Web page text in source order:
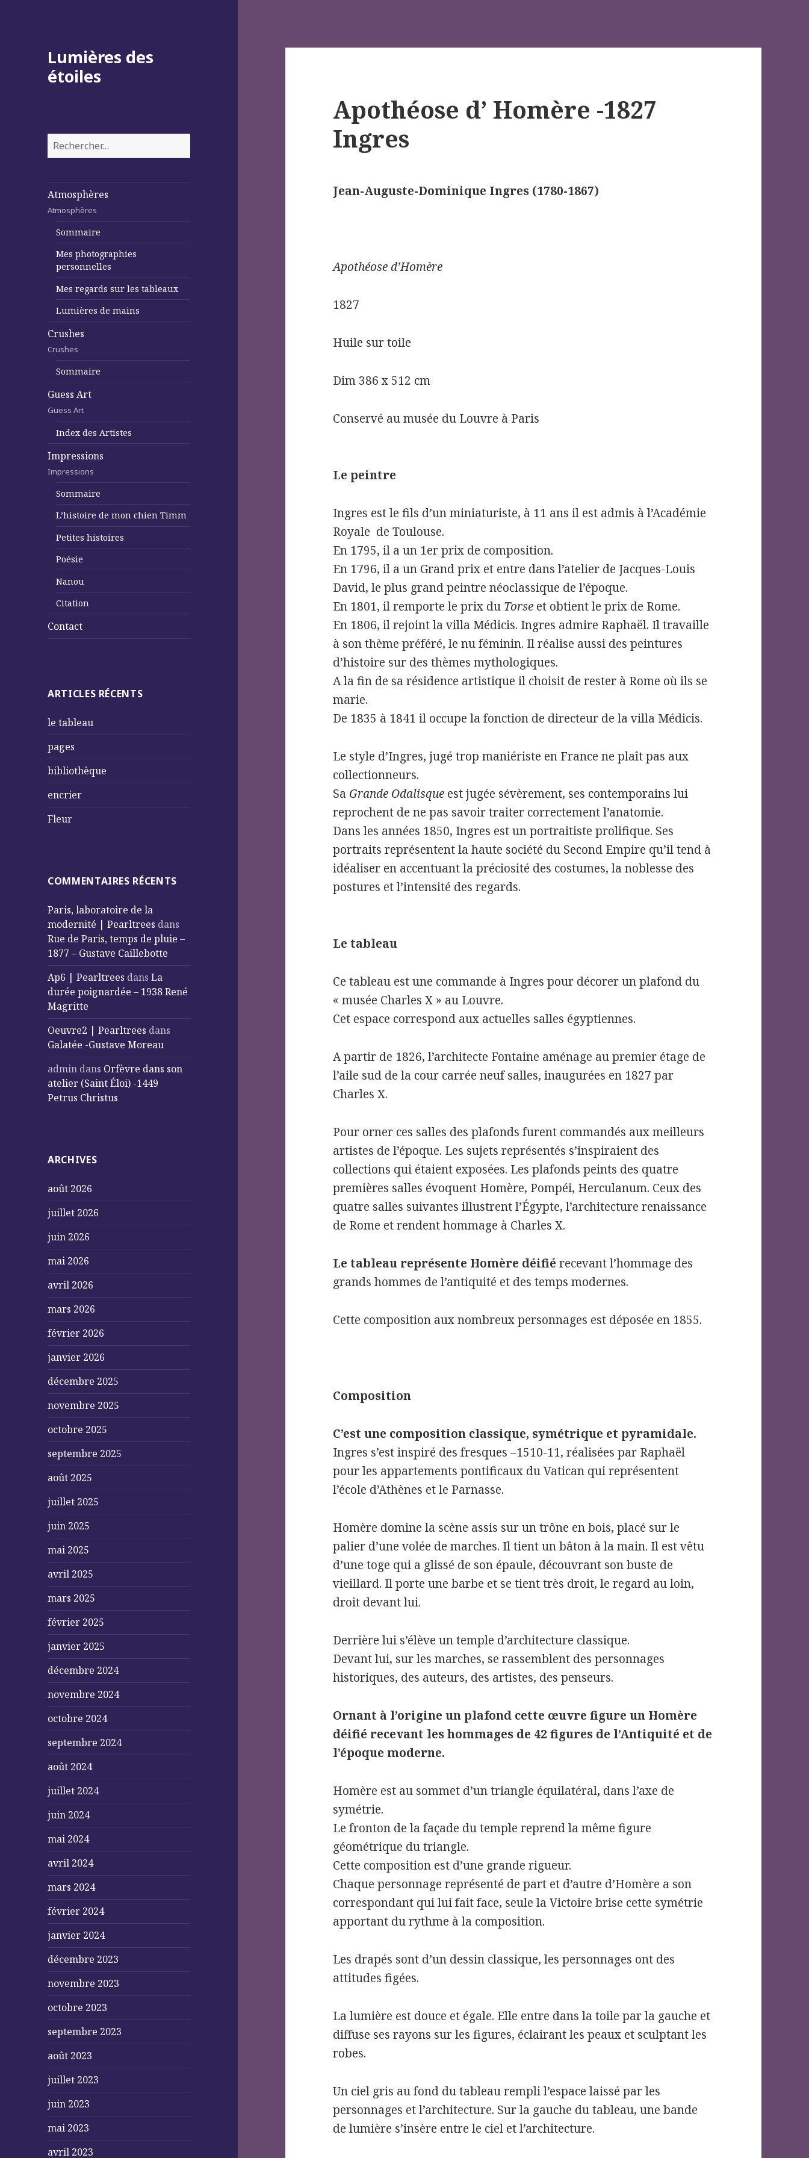
Lumières des
étoiles
Rechercher :
Atmosphères
Atmosphères
Sommaire
Mes photographies
personnelles
Mes regards sur les tableaux
Lumières de mains
Crushes
Crushes
Sommaire
Guess Art
Guess Art
Index des Artistes
Impressions
Impressions
Sommaire
L’histoire de mon chien Timm
Petites histoires
Poésie
Nanou
Citation
Contact
ARTICLES RÉCENTS
le tableau
pages
bibliothèque
encrier
Fleur
COMMENTAIRES RÉCENTS
Paris, laboratoire de la
modernité | Pearltrees dans
Rue de Paris, temps de pluie –
1877 – Gustave Caillebotte
Ap6 | Pearltrees dansLa
durée poignardée – 1938 René
Magritte
Oeuvre2 | Pearltrees dans
Galatée -Gustave Moreau
admin dans Orfèvre dans son
atelier (Saint Éloi) -1449
Petrus Christus
ARCHIVES
août 2026
juillet 2026
juin 2026
mai 2026
avril 2026
mars 2026
février 2026
janvier 2026
décembre 2025
novembre 2025
octobre 2025
septembre 2025
août 2025
juillet 2025
juin 2025
mai 2025
avril 2025
mars 2025
février 2025
janvier 2025
décembre 2024
novembre 2024
octobre 2024
septembre 2024
août 2024
juillet 2024
juin 2024
mai 2024
avril 2024
mars 2024
février 2024
janvier 2024
décembre 2023
novembre 2023
octobre 2023
septembre 2023
août 2023
juillet 2023
juin 2023
mai 2023
avril 2023
Apothéose d’ Homère -1827
Ingres
Jean-Auguste-Dominique Ingres (1780-1867)
Apothéose d’Homère
1827
Huile sur toile
Dim 386 x 512 cm
Conservé au musée du Louvre à Paris
Le peintre
Ingres est le fils d’un miniaturiste, à 11 ans il est admis à l’Académie
Royale de Toulouse.
En 1795, il a un 1er prix de composition.
En 1796, il a un Grand prix et entre dans l’atelier de Jacques-Louis
David, le plus grand peintre néoclassique de l’époque.
En 1801, il remporte le prix du Torse et obtient le prix de Rome.
En 1806, il rejoint la villa Médicis. Ingres admire Raphaël. Il travaille
à son thème préféré, le nu féminin. Il réalise aussi des peintures
d’histoire sur des thèmes mythologiques.
A la fin de sa résidence artistique il choisit de rester à Rome où ils se
marie.
De 1835 à 1841 il occupe la fonction de directeur de la villa Médicis.
Le style d’Ingres, jugé trop maniériste en France ne plaît pas aux
collectionneurs.
Sa Grande Odalisque est jugée sévèrement, ses contemporains lui
reprochent de ne pas savoir traiter correctement l’anatomie.
Dans les années 1850, Ingres est un portraitiste prolifique. Ses
portraits représentent la haute société du Second Empire qu’il tend à
idéaliser en accentuant la préciosité des costumes, la noblesse des
postures et l’intensité des regards.
Le tableau
Ce tableau est une commande à Ingres pour décorer un plafond du
« musée Charles X » au Louvre.
Cet espace correspond aux actuelles salles égyptiennes.
A partir de 1826, l’architecte Fontaine aménage au premier étage de
l’aile sud de la cour carrée neuf salles, inaugurées en 1827 par
Charles X.
Pour orner ces salles des plafonds furent commandés aux meilleurs
artistes de l’époque. Les sujets représentés s’inspiraient des
collections qui étaient exposées. Les plafonds peints des quatre
premières salles évoquent Homère, Pompéi, Herculanum. Ceux des
quatre salles suivantes illustrent l’Égypte, l’architecture renaissance
de Rome et rendent hommage à Charles X.
Le tableau représente Homère déifiérecevant l’hommage des
grands hommes de l’antiquité et des temps modernes.
Cette composition aux nombreux personnages est déposée en 1855.
Composition
C’est une composition classique, symétrique et pyramidale.
Ingres s’est inspiré des fresques–1510-11, réalisées par Raphaël
pour les appartements pontificaux du Vatican qui représentent
l’école d’Athènes et le Parnasse.
Homère domine la scène assis sur un trône en bois, placé sur le
palier d’une volée de marches. Il tient un bâton à la main. Il est vêtu
d’une toge qui a glissé de son épaule, découvrant son buste de
vieillard. Il porte une barbe et se tient très droit, le regard au loin,
droit devant lui.
Derrière lui s’élève un temple d’architecture classique.
Devant lui, sur les marches, se rassemblent des personnages
historiques, des auteurs, des artistes, des penseurs.
Ornant à l’origine un plafond cette œuvre figure un Homère
déifié recevant les hommages de 42 figures de l’Antiquité et de
l’époque moderne.
Homère est au sommet d’un triangle équilatéral, dans l’axe de
symétrie.
Le fronton de la façade du temple reprend la même figure
géométrique du triangle.
Cette composition est d’une grande rigueur.
Chaque personnage représenté de part et d’autre d’Homère a son
correspondant qui lui fait face, seule la Victoire brise cette symétrie
apportant du rythme à la composition.
Les drapés sont d’un dessin classique, les personnages ont des
attitudes figées.
La lumière est douce et égale. Elle entre dans la toile par la gauche et
diffuse ses rayons sur les figures, éclairant les peaux et sculptant les
robes.
Un ciel gris au fond du tableau rempli l’espace laissé par les
personnages et l’architecture. Sur la gauche du tableau, une bande
de lumière s’insère entre le ciel et l’architecture.